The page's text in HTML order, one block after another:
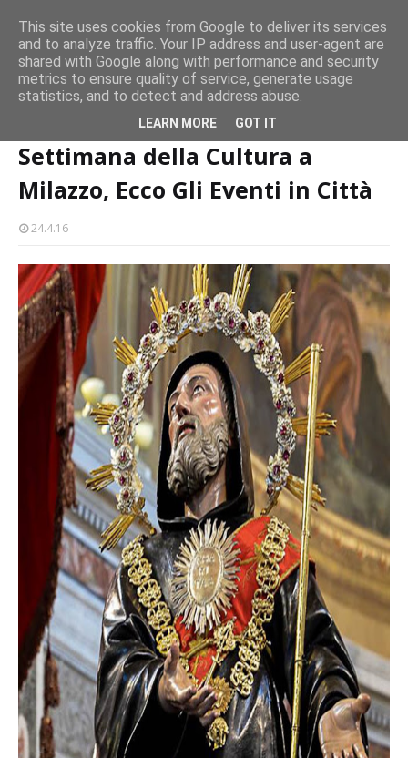
CASTELLO-MILAZZO
Milazzo 28ª Sagra del Pesce a Vaccarella: il programma
EVENTI
Settimana della Cultura a Milazzo, Ecco Gli Eventi in Città
Settimana della Cultura a
Milazzo, Ecco Gli Eventi in Città
24.4.16
This site uses cookies from Google to deliver its services
and to analyze traffic. Your IP address and user-agent are
shared with Google along with performance and security
metrics to ensure quality of service, generate usage
statistics, and to detect and address abuse.
LEARN MORE GOT IT